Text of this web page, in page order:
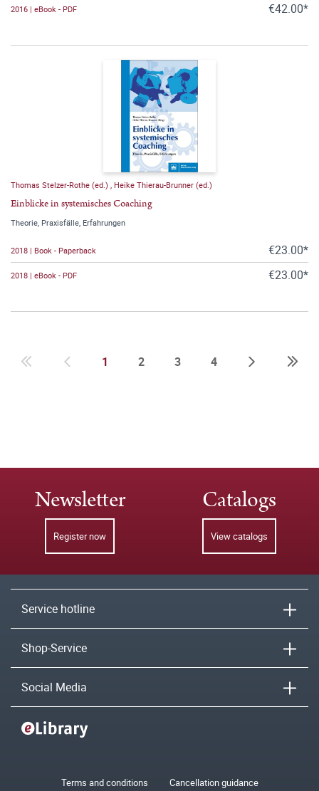
2016 | eBook - PDF €42.00*
Thomas Stelzer-Rothe (ed.) , Heike Thierau-Brunner (ed.)
Einblicke in systemisches Coaching
Theorie, Praxisfälle, Erfahrungen
2018 | Book - Paperback €23.00*
2018 | eBook - PDF €23.00*
1 2 3 4
Newsletter
Register now
Catalogs
View catalogs
Service hotline
Shop-Service
Social Media
Terms and conditions
Cancellation guidance